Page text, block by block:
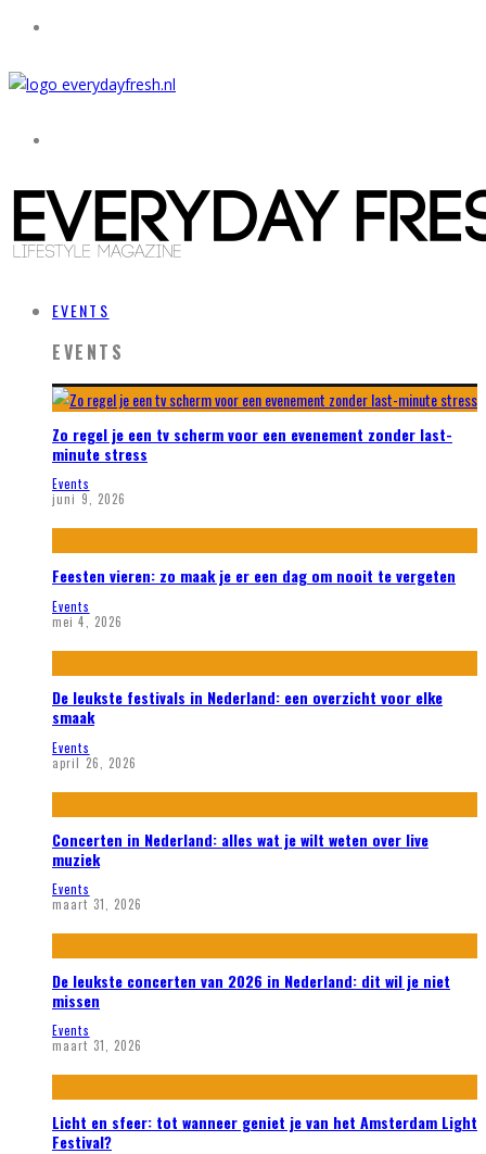
EVENTS
EVENTS
Zo regel je een tv scherm voor een evenement zonder last-
minute stress
Events
juni 9, 2026
Feesten vieren: zo maak je er een dag om nooit te vergeten
Events
mei 4, 2026
De leukste festivals in Nederland: een overzicht voor elke
smaak
Events
april 26, 2026
Concerten in Nederland: alles wat je wilt weten over live
muziek
Events
maart 31, 2026
De leukste concerten van 2026 in Nederland: dit wil je niet
missen
Events
maart 31, 2026
Licht en sfeer: tot wanneer geniet je van het Amsterdam Light
Festival?